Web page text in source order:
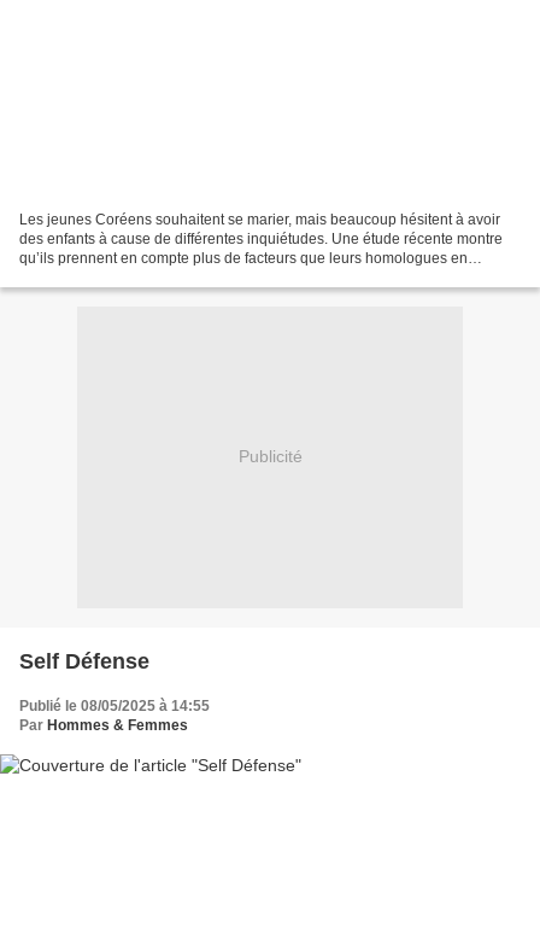
Les jeunes Coréens souhaitent se marier, mais beaucoup hésitent à avoir
des enfants à cause de différentes inquiétudes. Une étude récente montre
qu’ils prennent en compte plus de facteurs que leurs homologues en
Publicité
Self Défense
Publié le 08/05/2025 à 14:55
Par Hommes & Femmes